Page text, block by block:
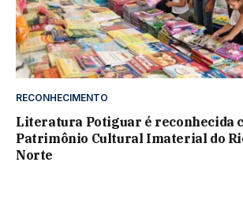
RECONHECIMENTO
Literatura Potiguar é reconhecida
Patrimônio Cultural Imaterial do
Norte